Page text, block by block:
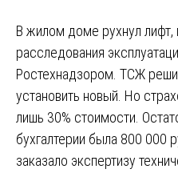
В жилом доме рухнул лифт,
расследования
Ростехнадзором. ТСЖ
установить новый. Но
лишь 30% стоимости.
бухгалтерии была 800 000
заказало экспертизу